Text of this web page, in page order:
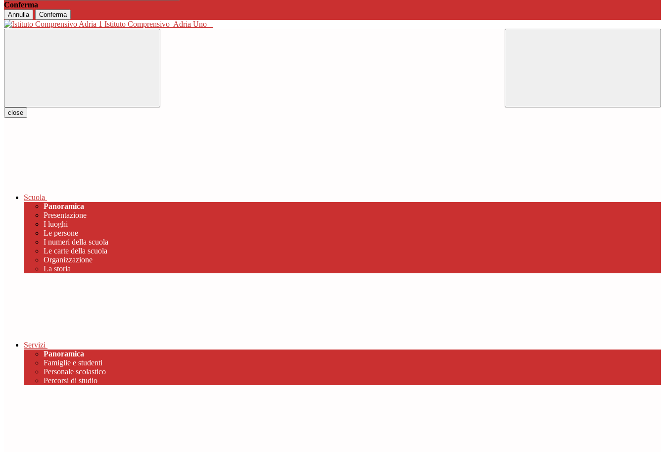
Conferma
Annulla Conferma
Istituto Comprensivo Adria Uno
close
Scuola
Panoramica
Presentazione
I luoghi
Le persone
I numeri della scuola
Le carte della scuola
Organizzazione
La storia
Servizi
Panoramica
Famiglie e studenti
Personale scolastico
Percorsi di studio